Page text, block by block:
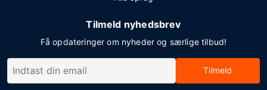
Tilmeld nyhedsbrev
Få opdateringer om nyheder og særlige tilbud!
Tilmeld